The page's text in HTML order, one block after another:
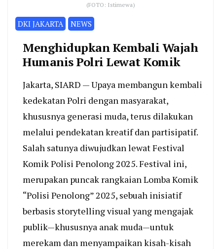
(FOTO: Istimewa)
DKI JAKARTA NEWS
Menghidupkan Kembali Wajah
Humanis Polri Lewat Komik
Jakarta, SIARD — Upaya membangun kembali
kedekatan Polri dengan masyarakat,
khususnya generasi muda, terus dilakukan
melalui pendekatan kreatif dan partisipatif.
Salah satunya diwujudkan lewat Festival
Komik Polisi Penolong 2025. Festival ini,
merupakan puncak rangkaian Lomba Komik
“Polisi Penolong” 2025, sebuah inisiatif
berbasis storytelling visual yang mengajak
publik—khususnya anak muda—untuk
merekam dan menyampaikan kisah-kisah